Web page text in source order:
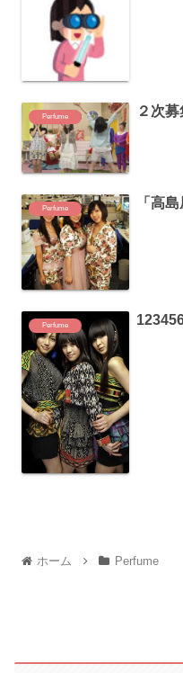
Perfume ２次募
Perfume 「高
Perfume
ホーム Perfume